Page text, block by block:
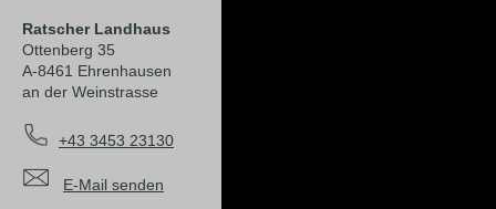
Ratscher Landhaus
Ottenberg 35
A-8461 Ehrenhausen
an der Weinstrasse
+43 3453 23130
E-Mail senden